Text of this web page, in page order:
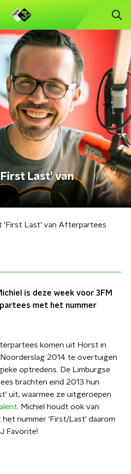
Last' van
'First Last' van Afterpartees
is deze week voor 3FM
met het nummer
komen uit Horst in
2014 te overtuigen
optredens. De Limburgse
brachten eind 2013 hun
uit, waarmee ze uitgeroepen
. Michiel houdt ook van
nummer 'First/Last' daarom
Favorite!